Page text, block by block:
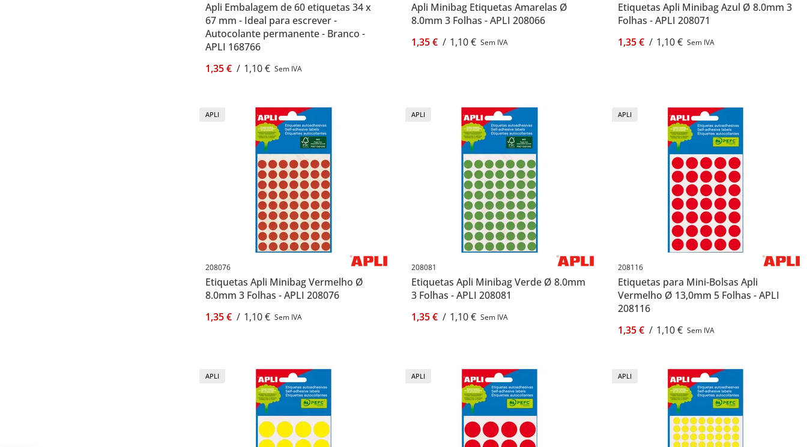
Apli Embalagem de 60 etiquetas 34 x
67 mm - Ideal para escrever -
Autocolante permanente - Branco -
APLI 168766
1,35 € / 1,10 € Sem IVA
Apli Minibag Etiquetas Amarelas Ø
8.0mm 3 Folhas - APLI 208066
1,35 € / 1,10 € Sem IVA
Etiquetas Apli Minibag Azul Ø 8.0mm 3
Folhas - APLI 208071
1,35 € / 1,10 € Sem IVA
APLI
208076
Etiquetas Apli Minibag Vermelho Ø
8.0mm 3 Folhas - APLI 208076
1,35 € / 1,10 € Sem IVA
APLI
208081
Etiquetas Apli Minibag Verde Ø 8.0mm
3 Folhas - APLI 208081
1,35 € / 1,10 € Sem IVA
APLI
208116
Etiquetas para Mini-Bolsas Apli
Vermelho Ø 13,0mm 5 Folhas - APLI
208116
1,35 € / 1,10 € Sem IVA
APLI APLI APLI